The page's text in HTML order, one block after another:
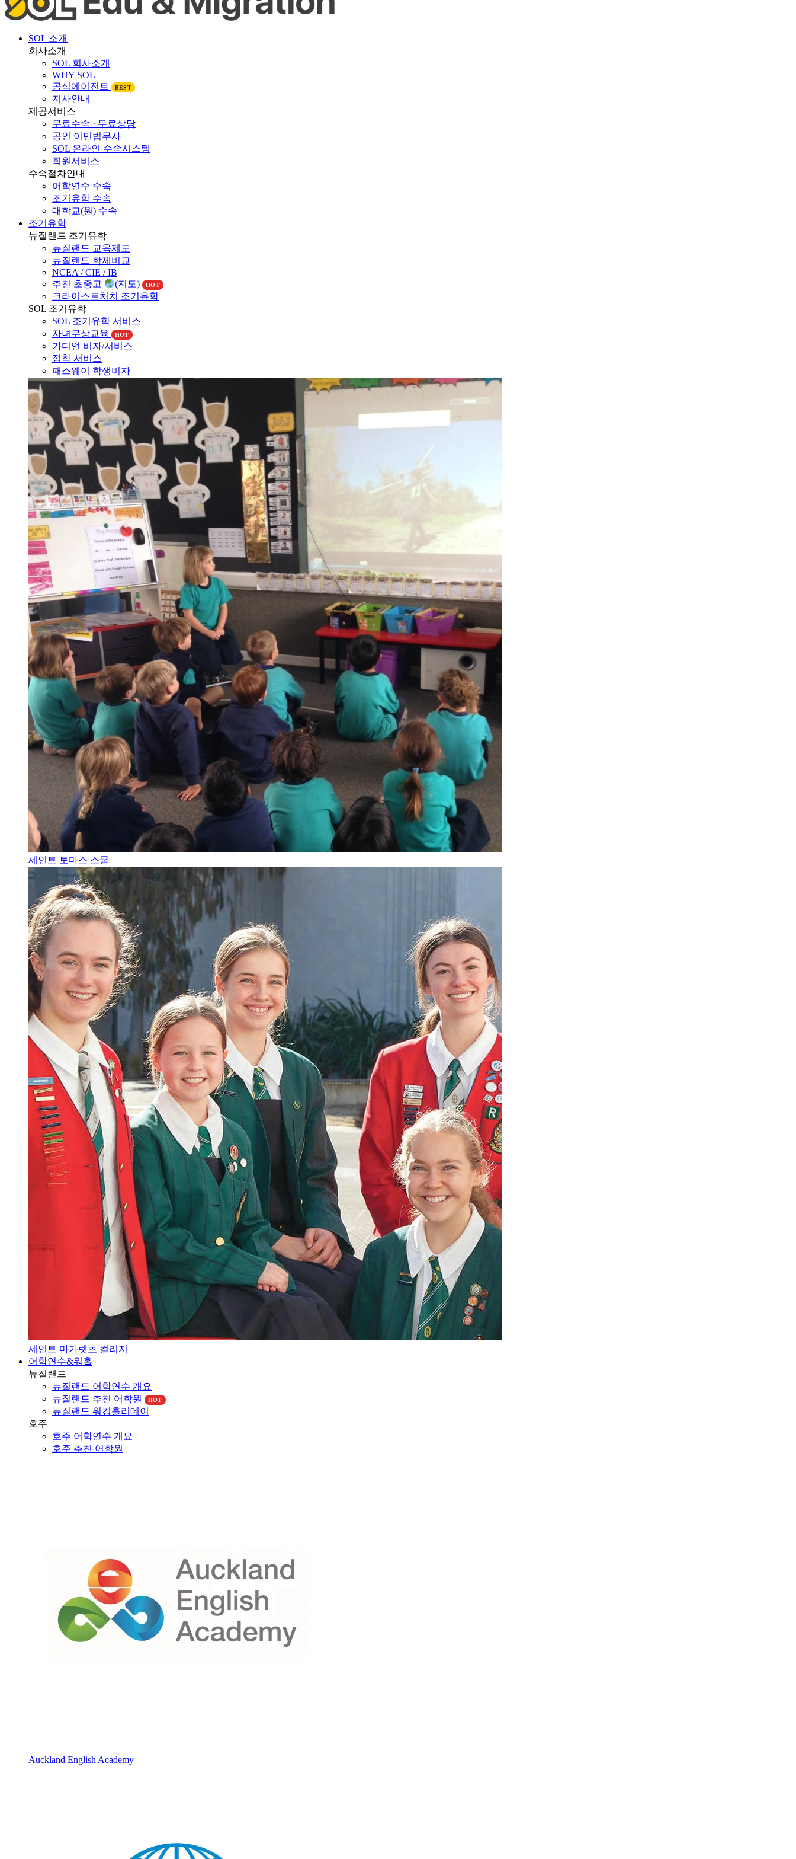
SOL 소개
회사소개
SOL 회사소개
WHY SOL
공식에이전트
BEST
지사안내
제공서비스
무료수속 · 무료상담
공인 이민법무사
SOL 온라인 수속시스템
회원서비스
수속절차안내
어학연수 수속
조기유학 수속
대학교(원) 수속
조기유학
뉴질랜드 조기유학
뉴질랜드 교육제도
뉴질랜드 학제비교
NCEA / CIE / IB
추천 초중고
(지도) HOT
크라이스트처치 조기유학
SOL 조기유학
SOL 조기유학 서비스
자녀무상교육
HOT
가디언 비자/서비스
정착 서비스
패스웨이 학생비자
세인트 토마스 스쿨
세인트 마가렛츠 컬리지
어학연수&워홀
뉴질랜드
뉴질랜드 어학연수 개요
뉴질랜드 추천 어학원
HOT
뉴질랜드 워킹홀리데이
호주
호주 어학연수 개요
호주 추천 어학원
Auckland English Academy